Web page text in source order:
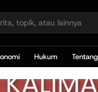
Hukum